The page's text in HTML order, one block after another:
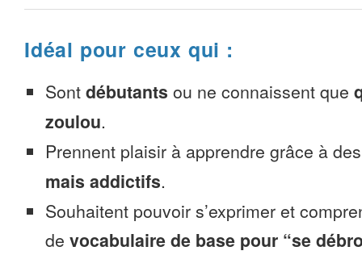
Idéal pour ceux qui :
Sont débutants ou ne connaissent que
zoulou.
Prennent plaisir à apprendre grâce à
mais addictifs.
Souhaitent pouvoir s’exprimer et
de vocabulaire de base pour “se